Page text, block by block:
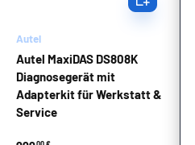
Autel
Autel MaxiDAS DS808K
Diagnosegerät mit
Adapterkit für Werkstatt &
Service